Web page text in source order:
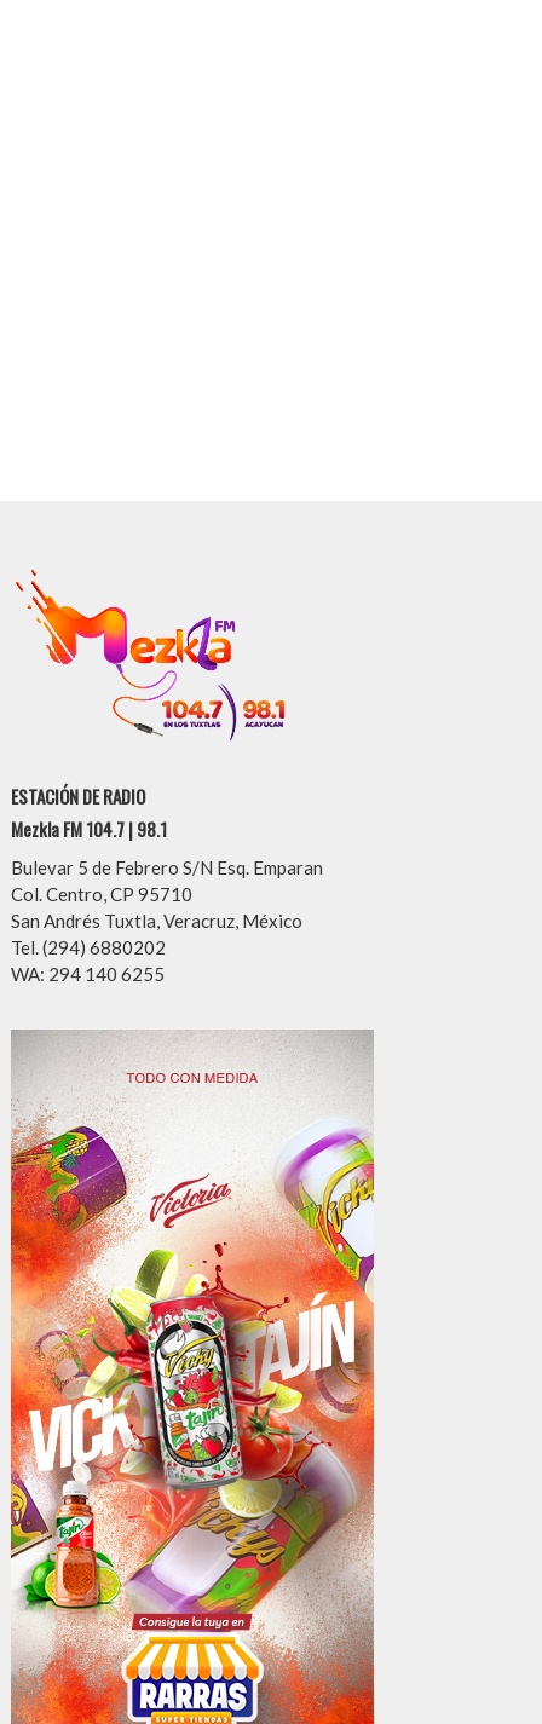
ESTACIÓN DE RADIO
Mezkla FM 104.7 | 98.1
Bulevar 5 de Febrero S/N Esq. Emparan
Col. Centro, CP 95710
San Andrés Tuxtla, Veracruz, México
Tel. (294) 6880202
WA: 294 140 6255